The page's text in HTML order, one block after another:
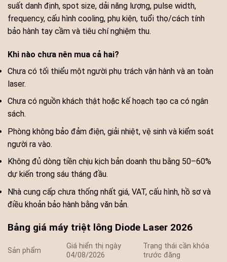
suất danh định, spot size, dải năng lượng, pulse width,
frequency, cấu hình cooling, phụ kiện, tuổi thọ/cách tính
bảo hành tay cầm và tiêu chí nghiệm thu.
Khi nào chưa nên mua cả hai?
Chưa có tối thiểu một người phụ trách vận hành và an toàn
laser.
Chưa có nguồn khách thật hoặc kế hoạch tạo ca có ngân
sách.
Phòng không bảo đảm điện, giải nhiệt, vệ sinh và kiểm soát
người ra vào.
Không đủ dòng tiền chịu kịch bản doanh thu bằng 50–60%
dự kiến trong sáu tháng đầu.
Nhà cung cấp chưa thống nhất giá, VAT, cấu hình, hồ sơ và
điều khoản bảo hành bằng văn bản.
Bảng giá máy triệt lông Diode Laser 2026
Sản phẩm
Giá hiển thị ngày
04/08/2026
Trạng thái cần khóa
trước đăng